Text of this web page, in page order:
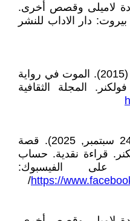
فوكنر. (2009). وردة لاميلى وقصص أخرى.
دار الاداب للنشر
(1) محمد عبد الكريم يوسف. (2015). الموت في رواية
المجلة الثقافية
(1) محمد جمال ريحاوي. (24 سبتمبر, 2025). قصة
قراءة نقدية. حساب
الفيسبوك:
https://
/